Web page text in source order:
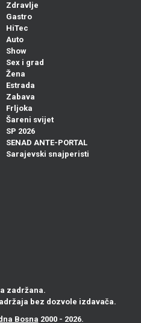
Zdravlje
Gastro
HiTec
Auto
Show
Sex i grad
Žena
Estrada
Zabava
Frljoka
Šareni svijet
SP 2026
SENAD ANTE-PORTAL
Sarajevski snajperisti
zadržana.
bez dozvole izdavača.
Bosna 2000 - 2026.